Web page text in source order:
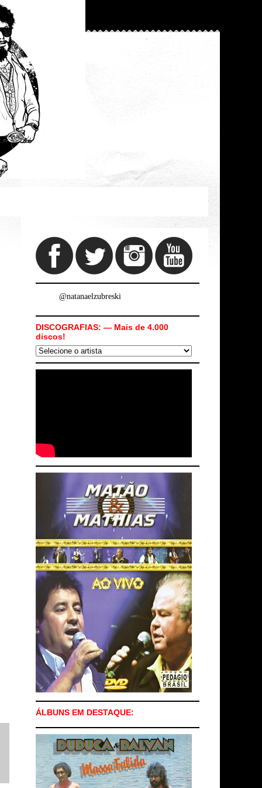
@natanaelzubreski
DISCOGRAFIAS: — Mais de 4.000
discos!
ÁLBUNS EM DESTAQUE: